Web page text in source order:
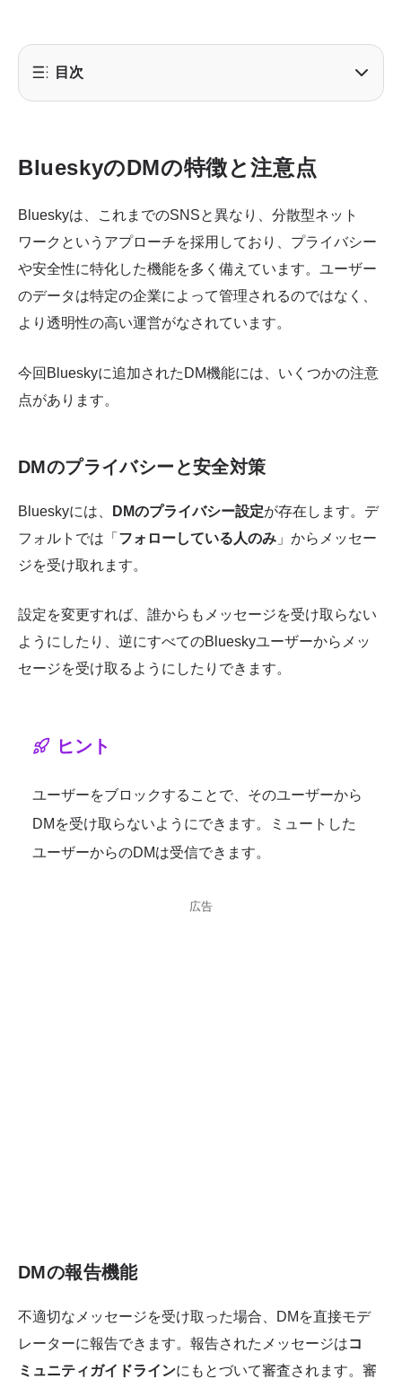
目次
BlueskyのDMの特徴と注意点
Blueskyは、これまでのSNSと異なり、分散型ネット
ワークというアプローチを採用しており、プライバシー
や安全性に特化した機能を多く備えています。ユーザー
のデータは特定の企業によって管理されるのではなく、
より透明性の高い運営がなされています。
今回Blueskyに追加されたDM機能には、いくつかの注意
点があります。
DMのプライバシーと安全対策
Blueskyには、 DMのプライバシー設定が存在します。デ
フォルトでは「 フォローしている人のみ 」からメッセー
ジを受け取れます。
設定を変更すれば、誰からもメッセージを受け取らない
ようにしたり、逆にすべてのBlueskyユーザーからメッ
セージを受け取るようにしたりできます。
ヒント
ユーザーをブロックすることで、そのユーザーから
DMを受け取らないようにできます。ミュートした
ユーザーからのDMは受信できます。
広告
DMの報告機能
不適切なメッセージを受け取った場合、DMを直接モデ
レーターに報告できます。報告されたメッセージはコ
ミュニティガイドラインにもとづいて審査されます。審